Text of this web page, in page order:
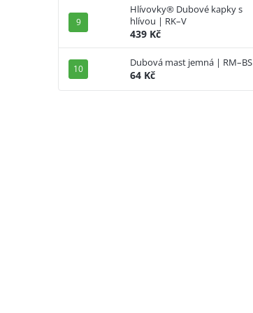
Hlívovky® Dubové kapky s
hlívou | RK–V
439 Kč
Dubová mast jemná | RM–BS
64 Kč